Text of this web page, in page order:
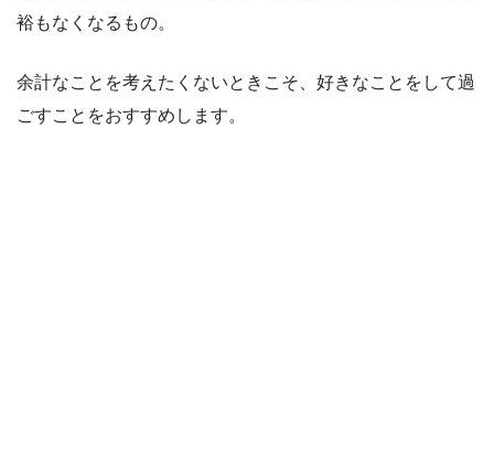
裕もなくなるもの。
余計なことを考えたくないときこそ、好きなことをして過
ごすことをおすすめします。